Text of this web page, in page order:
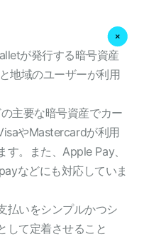
が発行する暗号資産
地域のユーザーが利用
主要な暗号資産でカー
やMastercardが利用
。また、Apple Pay、
などにも対応していま
払いをシンプルかつシ
して定着させること